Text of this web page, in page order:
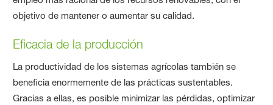
objetivo de mantener o aumentar su calidad.
Eficacia de la producción
La productividad de los sistemas agrícolas también se
beneficia enormemente de las prácticas sustentables.
Gracias a ellas, es posible minimizar las pérdidas, optimizar